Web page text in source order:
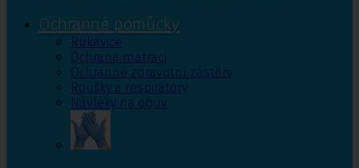
Ochranné pomůcky
Rukavice
Ochrana matrací
Ochranné zdravotní zástěry
Roušky a respirátory
Návleky na obuv